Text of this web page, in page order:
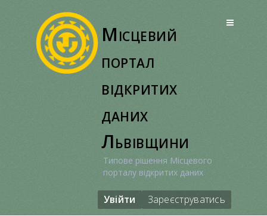
Місцевий
портал
відкритих
даних
Львівщини
Типове рішення Місцевого
порталу відкритих даних
Увійти Зареєструватись